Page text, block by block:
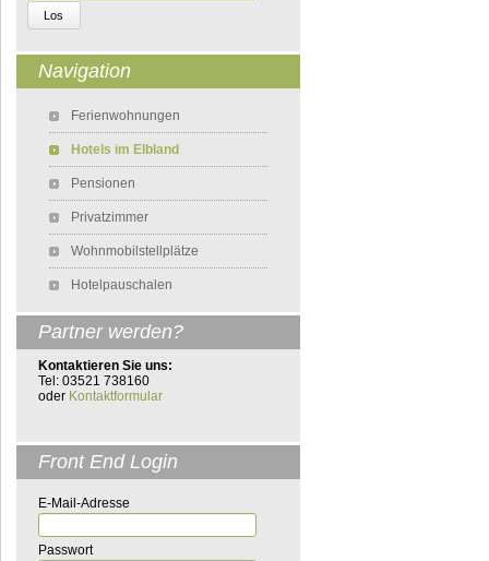
Navigation
Ferienwohnungen
Hotels im Elbland
Pensionen
Privatzimmer
Wohnmobilstellplätze
Hotelpauschalen
Partner werden?
Kontaktieren Sie uns:
Tel: 03521 738160
oder Kontaktformular
Front End Login
E-Mail-Adresse
Passwort